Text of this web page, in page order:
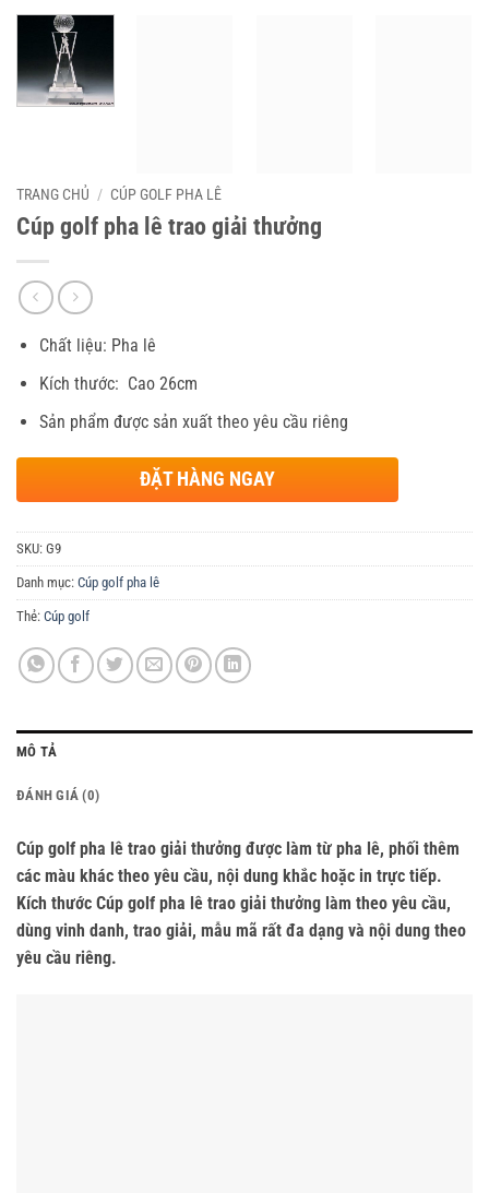
TRANG CHỦ / CÚP GOLF PHA LÊ
Cúp golf pha lê trao giải thưởng
Chất liệu: Pha lê
Kích thước: Cao 26cm
Sản phẩm được sản xuất theo yêu cầu riêng
ĐẶT HÀNG NGAY
SKU: G9
Danh mục: Cúp golf pha lê
Thẻ: Cúp golf
MÔ TẢ
ĐÁNH GIÁ (0)
Cúp golf pha lê trao giải thưởng được làm từ pha lê, phối thêm
các màu khác theo yêu cầu, nội dung khắc hoặc in trực tiếp.
Kích thước Cúp golf pha lê trao giải thưởng làm theo yêu cầu,
dùng vinh danh, trao giải, mẫu mã rất đa dạng và nội dung theo
yêu cầu riêng.